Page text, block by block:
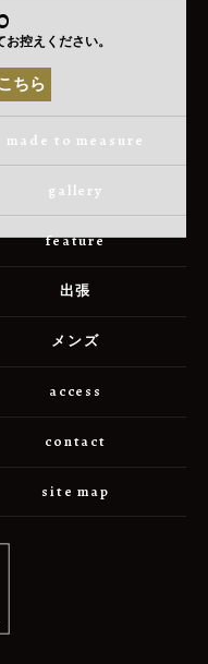
控えください。
ちら
made to measure
gallery
feature
出張
メンズ
access
contact
site map